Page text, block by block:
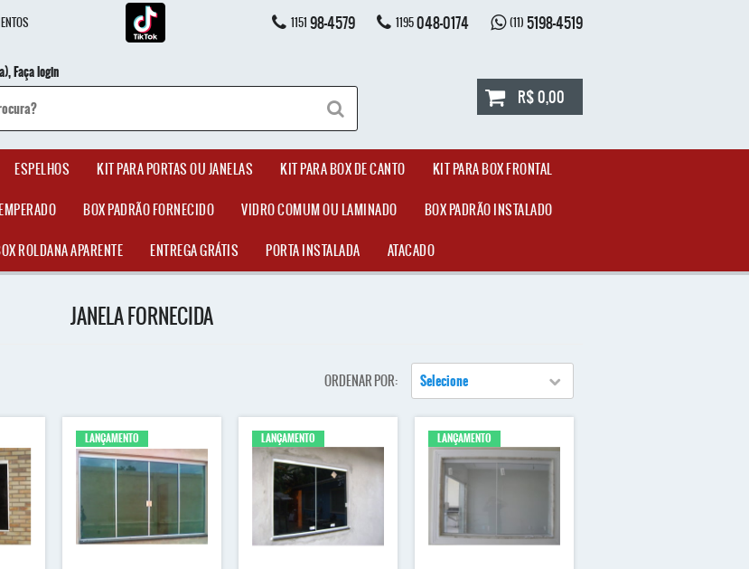
1151 98-4579 1195048-0174 (11) 5198-4519
Faça login
R$ 0,00
ESPELHOS KIT PARA PORTAS OU JANELAS KIT PARA BOX DE CANTO KIT PARA BOX FRONTAL
BOX PADRÃO FORNECIDO VIDRO COMUM OU LAMINADO BOX PADRÃO INSTALADO
ROLDANA APARENTE ENTREGA GRÁTIS PORTA INSTALADA ATACADO
JANELA FORNECIDA
ORDENAR POR Selecione
LANÇAMENTO LANÇAMENTO LANÇAMENTO